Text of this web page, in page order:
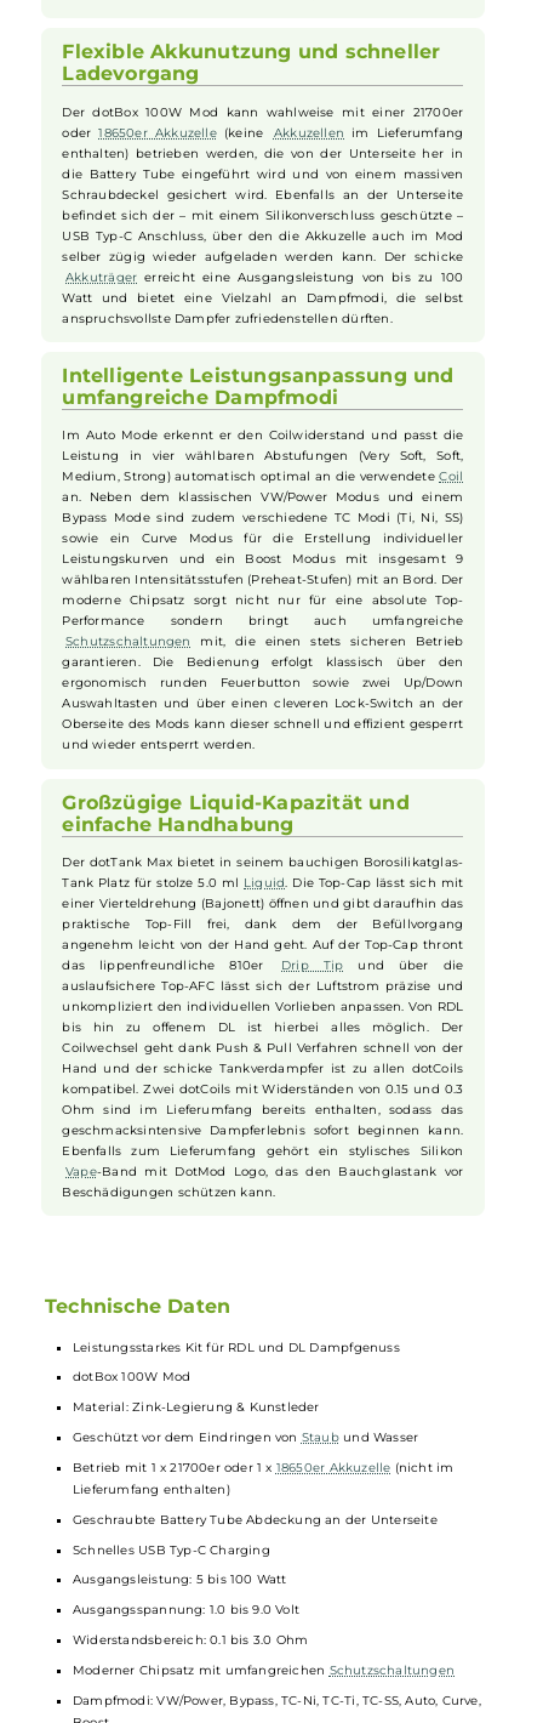
Das DotModtypische und elegante Design des Akkuträgers
sowie das großzügige High-Definition OLED Farbdisplay
machen den Modzu einem echten Blickfang. In Puncto
Funktionsumfang und Performance können sich Dampfer auf
ein echtes Powerhouse freuen, das einiges zu bieten hat. Der
robusteMod ist entsprechend der IP67 Anforderungen
gegen das Eindringen von Staubund Wasser geschützt und
auf seinem gefederten 510er Anschluss finden Verdampfer
bis zu einem Base-Durchmesser von 25 mm Platz.
Flexible Akkunutzung und schneller
Ladevorgang
oder18650er Akkuzelle(keine Akkuzellenim Lieferumfang
enthalten) betrieben werden, die von der Unterseite her in
Schraubdeckel gesichert wird. Ebenfalls an der Unterseite
befindet sich der – mit einem Silikonverschluss geschützte –
USB Typ-C Anschluss, über den die Akkuzelle auch im Mod
selber zügig wieder aufgeladen werden kann. Der schicke
Akkuträgererreicht eine Ausgangsleistung von bis zu 100
Watt und bietet eine Vielzahl an Dampfmodi, die selbst
anspruchsvollste Dampfer zufriedenstellen dürften.
Intelligente Leistungsanpassung und
umfangreiche Dampfmodi
Im Auto Mode erkennt er den Coilwiderstand und passt die
Leistung in vier wählbaren Abstufungen (Very Soft, Soft,
Bypass Mode sind zudem verschiedene TC Modi (Ti, Ni, SS)
sowie ein Curve Modus für die Erstellung individueller
Leistungskurven und ein Boost Modus mit insgesamt 9
wählbaren Intensitätsstufen (Preheat-Stufen) mit an Bord. Der
moderne Chipsatz sorgt nicht nur für eine absolute Top-
Performance sondern bringt auch umfangreiche
Schutzschaltungenmit, die einen stets sicheren Betrieb
garantieren. Die Bedienung erfolgt klassisch über den
ergonomisch runden Feuerbutton sowie zwei Up/Down
Auswahltasten und über einen cleveren Lock-Switch an der
Oberseite des Mods kann dieser schnell und effizient gesperrt
und wieder entsperrt werden.
Großzügige Liquid-Kapazität und
einfache Handhabung
Der dotTank Max bietet in seinem bauchigen Borosilikatglas-
das lippenfreundliche 810er
unkompliziert den individuellen Vorlieben anpassen. Von RDL
bis hin zu offenem DL ist hierbei alles möglich. Der
Hand und der schicke Tankverdampfer ist zu allen dotCoils
kompatibel. Zwei dotCoils mit Widerständen von 0.15 und 0.3
Ohm sind im Lieferumfang bereits enthalten, sodass das
geschmacksintensive Dampferlebnis sofort beginnen kann.
Ebenfalls zum Lieferumfang gehört ein stylisches Silikon
Beschädigungen schützen kann.
Technische Daten